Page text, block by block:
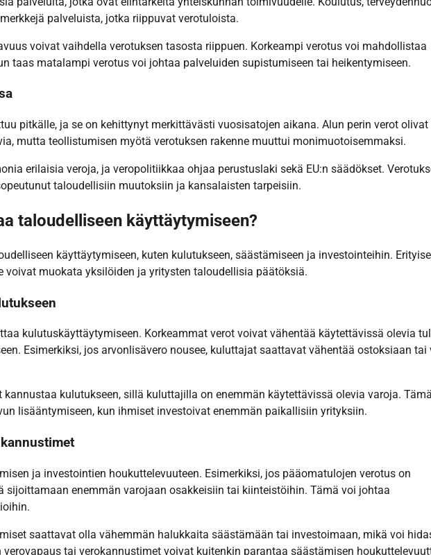
palveluista, jotka riippuvat verotuloista.
voivat vaihdella verotuksen tasosta riippuen. Korkeampi verotus voi mahdollistaa
taas matalampi verotus voi johtaa palveluiden supistumiseen tai heikentymiseen.
pitkälle, ja se on kehittynyt merkittävästi vuosisatojen aikana. Alun perin verot olivat
mutta teollistumisen myötä verotuksen rakenne muuttui monimuotoisemmaksi.
erilaisia veroja, ja veropolitiikkaa ohjaa perustuslaki sekä EU:n säädökset.
taloudellisiin muutoksiin ja kansalaisten tarpeisiin.
taloudelliseen käyttäytymiseen?
käyttäytymiseen, kuten kulutukseen, säästämiseen ja investointeihin.
voivat muokata yksilöiden ja yritysten taloudellisia päätöksiä.
kulutuskäyttäytymiseen. Korkeammat verot voivat vähentää käytettävissä olevia
Esimerkiksi, jos arvonlisävero nousee, kuluttajat saattavat vähentää ostoksiaan tai
kulutukseen, sillä kuluttajilla on enemmän käytettävissä olevia varoja.
lisääntymiseen, kun ihmiset investoivat enemmän paikallisiin yrityksiin.
ja investointien houkuttelevuuteen. Esimerkiksi, jos pääomatulojen verotus on
sijoittamaan enemmän varojaan osakkeisiin tai kiinteistöihin. Tämä voi johtaa
saattavat olla vähemmän halukkaita säästämään tai investoimaan, mikä voi
tai verokannustimet voivat kuitenkin parantaa säästämisen